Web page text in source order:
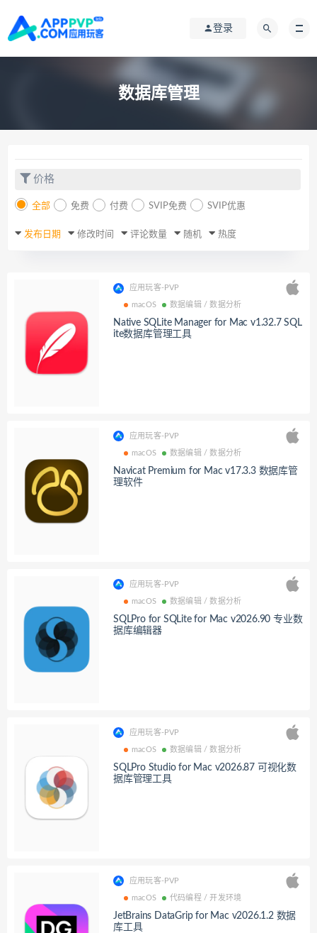
登录
数据库管理
价格
全部 免费 付费 SVIP免费 SVIP优惠
发布日期 修改时间 评论数量 随机 热度
应用玩客-PVP
macOS 数据编辑 / 数据分析
Native SQLite Manager for Mac v1.32.7 SQL
ite数据库管理工具
应用玩客-PVP
macOS 数据编辑 / 数据分析
Navicat Premium for Mac v17.3.3 数据库管
理软件
应用玩客-PVP
macOS 数据编辑 / 数据分析
SQLPro for SQLite for Mac v2026.90 专业数
据库编辑器
应用玩客-PVP
macOS 数据编辑 / 数据分析
SQLPro Studio for Mac v2026.87 可视化数
据库管理工具
应用玩客-PVP
macOS 代码编程 / 开发环境
JetBrains DataGrip for Mac v2026.1.2 数据
库工具